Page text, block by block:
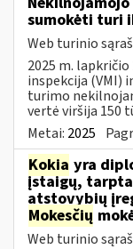
sumokėti turi
Web turinio
2025 m.
inspekcija (VMI)
turimo
vertė viršija 150
Metai: 2025
Kokia yra
įstaigų,
atstovybių
Mokesčių
Web turinio